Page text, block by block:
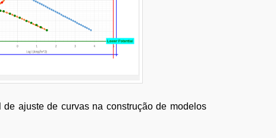
ajuste de curvas na construção de modelos